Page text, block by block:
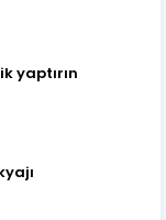
yaptırın